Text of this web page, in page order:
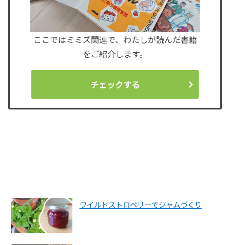
ここではミミズ関連で、わたしが読んだ書籍
をご紹介します。
チェックする
ワイルドストロベリーでジャムづくり